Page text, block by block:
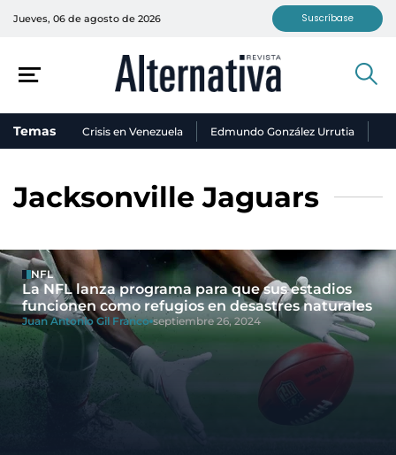
Jueves, 06 de agosto de 2026 Suscríbase
Temas Crisis en Venezuela Edmundo González Urrutia
Jacksonville Jaguars
NFL
La NFL lanza programa para que sus estadios
funcionen como refugios en desastres naturales
Juan Antonio Gil Franco septiembre 26, 2024